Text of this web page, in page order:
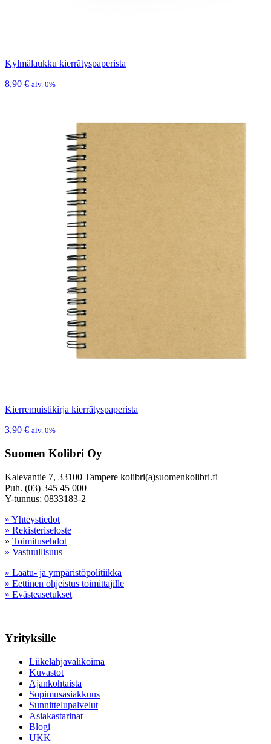
Kylmälaukku kierrätyspaperista
8,90 € alv. 0%
Kierremuistikirja kierrätyspaperista
3,90 € alv. 0%
Suomen Kolibri Oy
Kalevantie 7, 33100 Tampere kolibri(a)suomenkolibri.fi
Puh. (03) 345 45 000
Y-tunnus: 0833183-2
» Yhteystiedot
» Rekisteriseloste
» Toimitusehdot
» Vastuullisuus
» Laatu- ja ympäristöpolitiikka
» Eettinen ohjeistus toimittajille
» Evästeasetukset
Yrityksille
Liikelahjavalikoima
Kuvastot
Ajankohtaista
Sopimusasiakkuus
Sunnittelupalvelut
Asiakastarinat
Blogi
UKK